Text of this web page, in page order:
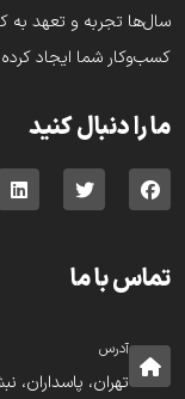
سال‌ها تجربه و تعهد به
کسب‌وکار شما ایجاد
ما را دنبال کنید
تماس با ما
آدرس
تهران،